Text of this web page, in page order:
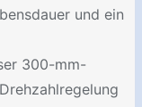
und ein
300-mm-